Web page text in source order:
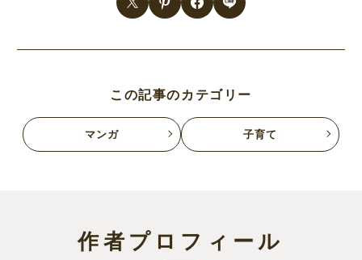
この記事のカテゴリー
マンガ 子育て
作者プロフィール